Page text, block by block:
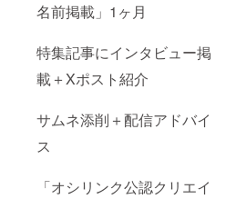
名前掲載」1ヶ月
特集記事にインタビュー掲
載＋Xポスト紹介
サムネ添削＋配信アドバイ
ス
「オシリンク公認クリエイ